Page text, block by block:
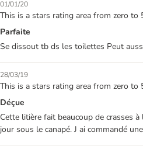
01/01/20
This is a stars rating area from zero to
Parfaite
Se dissout tb ds les toilettes Peut
28/03/19
This is a stars rating area from zero to
Déçue
Cette litière fait beaucoup de crasses
jour sous le canapé. J ai commandé